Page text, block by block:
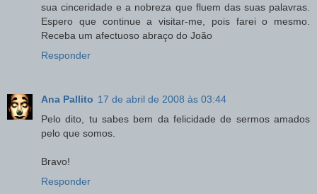
sua cinceridade e a nobreza que fluem das suas palavras.
Espero que continue a visitar-me, pois farei o mesmo.
Receba um afectuoso abraço do João
Responder
Ana Pallito 17 de abril de 2008 às 03:44
Pelo dito, tu sabes bem da felicidade de sermos amados
pelo que somos.
Bravo!
Responder